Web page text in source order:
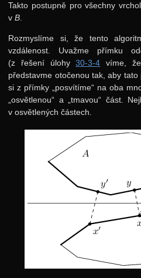
Takto postupně pro všechny
vB
Rozmyslíme si, že tento
vzdálenost. Uvažme přímku
(z řešení úlohy30-3-4 víme,
představme otočenou tak, aby
si z přímky „posvítíme“ na oba
„osvětlenou“ a „tmavou“ část.
v osvětlených částech.